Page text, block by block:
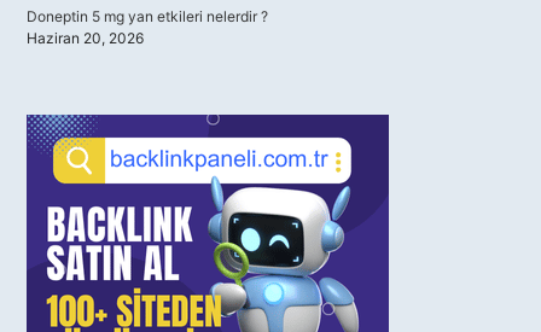
Doneptin 5 mg yan etkileri nelerdir ?
Haziran 20, 2026